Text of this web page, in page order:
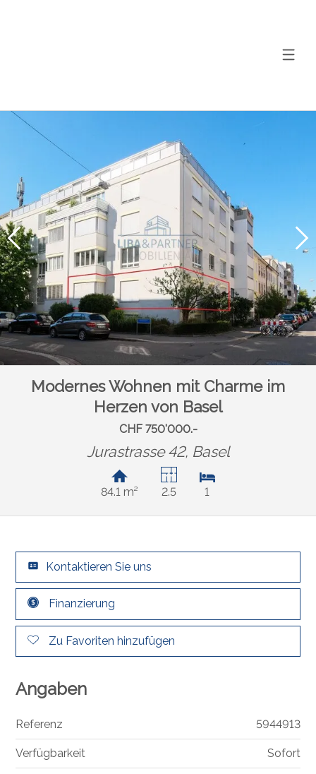
Modernes Wohnen mit Charme im
Herzen von Basel
CHF 750'000.-
Jurastrasse 42, Basel
84.1 m² 2.5 1
Kontaktieren Sie uns
Finanzierung
Zu Favoriten hinzufügen
Angaben
Referenz 5944913
Verfügbarkeit Sofort